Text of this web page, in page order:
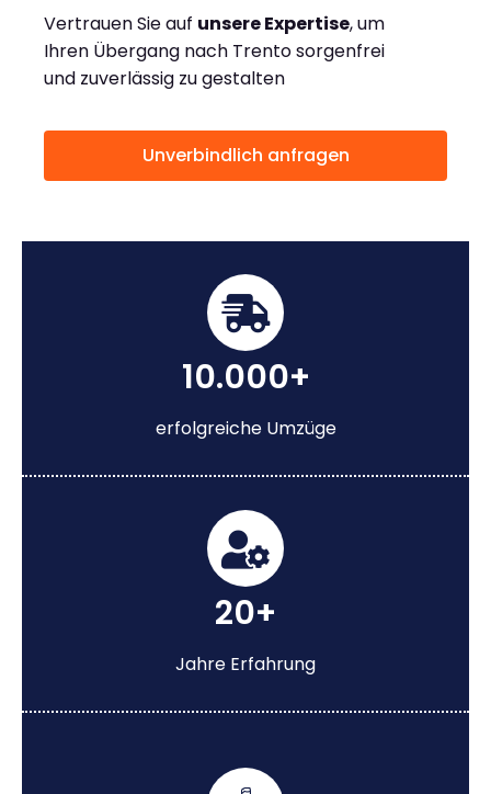
Vertrauen Sie auf unsere Expertise, um
Ihren Übergang nach Trento sorgenfrei
und zuverlässig zu gestalten
Unverbindlich anfragen
10.000+
erfolgreiche Umzüge
20+
Jahre Erfahrung